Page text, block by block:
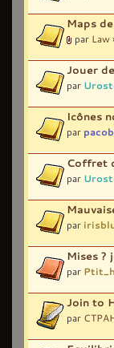
Maps
par Law
Jouer
par
Icônes
par
Coffret
par
par
Mises
par
Join to
par